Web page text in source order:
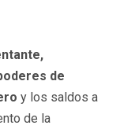
de
y los saldos a
de la